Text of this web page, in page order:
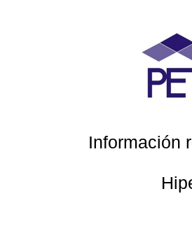
Información